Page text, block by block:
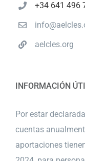
+34 641 496
aelcles.org
INFORMACIÓN
Por estar
cuentas
aportaciones